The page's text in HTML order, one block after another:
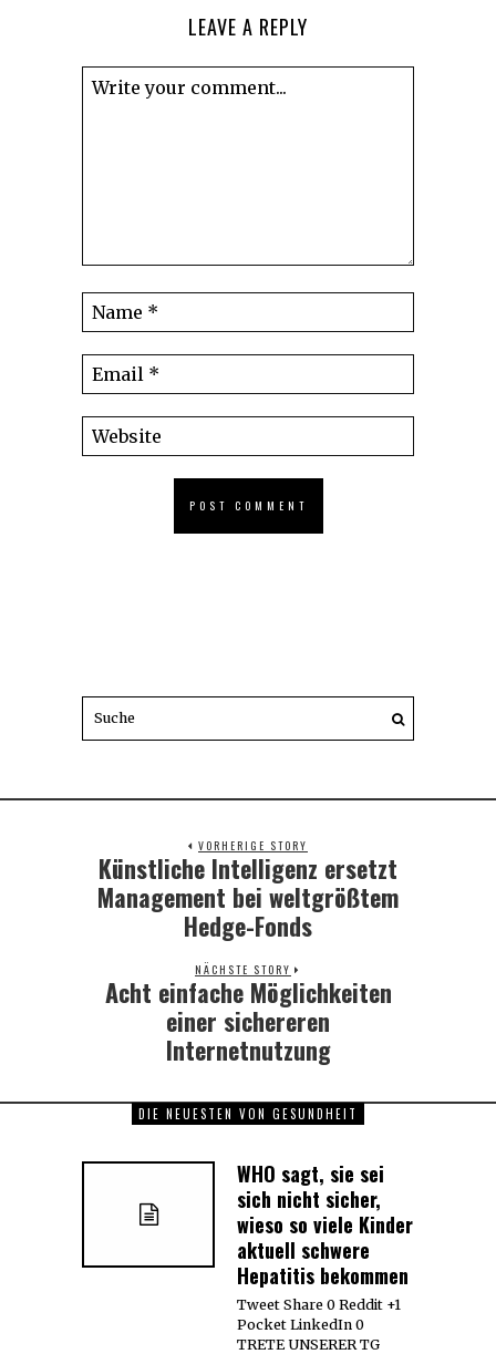
LEAVE A REPLY
VORHERIGE STORY
Previous
post:
Künstliche Intelligenz ersetzt
Management bei weltgrößtem
Hedge-Fonds
NÄCHSTE STORY
Next
post:
Acht einfache Möglichkeiten
einer sichereren
Internetnutzung
DIE NEUESTEN VON GESUNDHEIT
WHO sagt, sie sei
sich nicht sicher,
wieso so viele Kinder
aktuell schwere
Hepatitis bekommen
Tweet Share 0 Reddit +1
Pocket LinkedIn 0
TRETE UNSERER TG